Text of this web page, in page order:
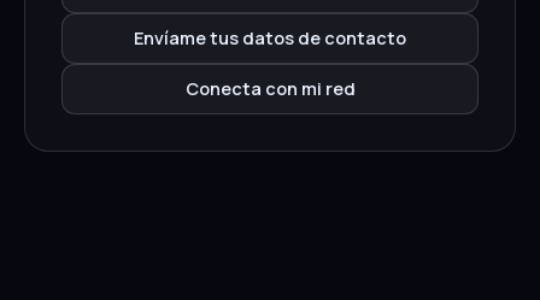
Envíame tus datos de contacto
Conecta con mi red